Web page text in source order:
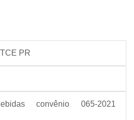
PR
convênio 065-2021